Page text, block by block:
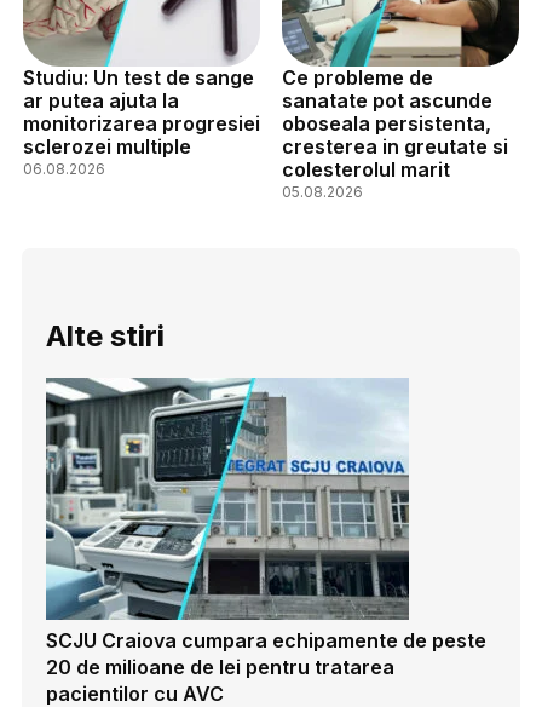
Studiu: Un test de sange
ar putea ajuta la
monitorizarea progresiei
sclerozei multiple
06.08.2026
Ce probleme de
sanatate pot ascunde
oboseala persistenta,
cresterea in greutate si
colesterolul marit
05.08.2026
Alte stiri
SCJU Craiova cumpara echipamente de peste
20 de milioane de lei pentru tratarea
pacientilor cu AVC